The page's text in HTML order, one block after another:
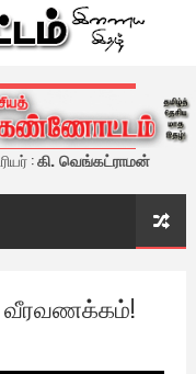
இதழ்
:கி. வெங்கட்ராமன்
வீரவணக்கம்!